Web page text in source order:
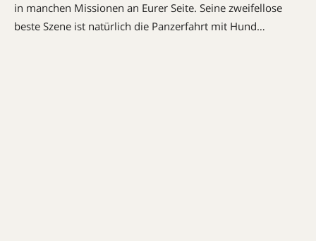
in manchen Missionen an Eurer Seite. Seine zweifellose
beste Szene ist natürlich die Panzerfahrt mit Hund…